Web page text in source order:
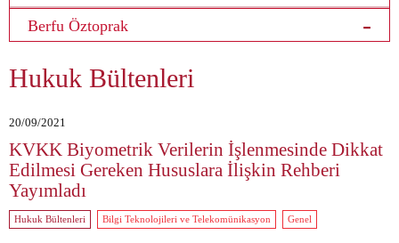
Berfu Öztoprak
Hukuk Bültenleri
20/09/2021
KVKK Biyometrik Verilerin İşlenmesinde Dikkat
Edilmesi Gereken Hususlara İlişkin Rehberi
Yayımladı
Hukuk Bültenleri Bilgi Teknolojileri ve Telekomünikasyon Genel